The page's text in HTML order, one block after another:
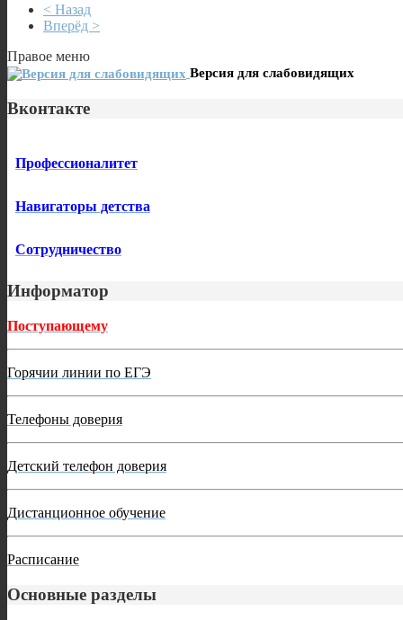
< Назад
Вперёд >
Правое меню
Версия для слабовидящих
Вконтакте
Профессионалитет
Навигаторы детства
Сотрудничество
Информатор
Поступающему
Горячии линии по ЕГЭ
Телефоны доверия
Детский телефон доверия
Дистанционное обучение
Расписание
Основные разделы